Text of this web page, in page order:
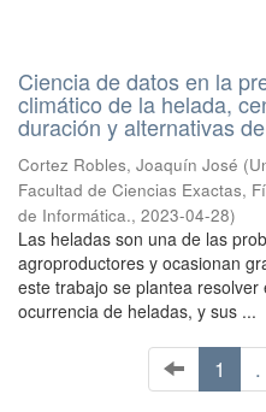
Ciencia de datos en la
climático de la helada,
duración y alternativas
Cortez Robles, Joaquín José (
Facultad de Ciencias Exactas,
de Informática., 2023-04-28)
Las heladas son una de las
agroproductores y ocasionan
este trabajo se plantea
ocurrencia de heladas, y sus ...
1